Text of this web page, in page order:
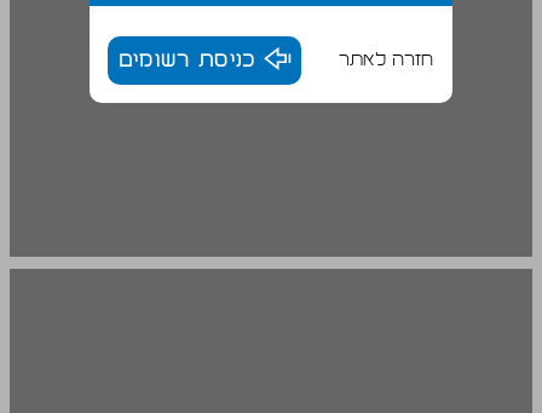
חזרה לאתר כניסת רשומים